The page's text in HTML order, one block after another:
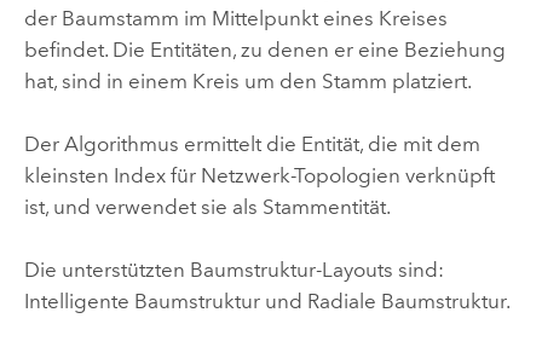
der Baumstamm im Mittelpunkt eines Kreises
befindet. Die Entitäten, zu denen er eine Beziehung
hat, sind in einem Kreis um den Stamm platziert.
Der Algorithmus ermittelt die Entität, die mit dem
kleinsten Index für Netzwerk-Topologien verknüpft
ist, und verwendet sie als Stammentität.
Die unterstützten Baumstruktur-Layouts sind:
Intelligente Baumstruktur und Radiale Baumstruktur.